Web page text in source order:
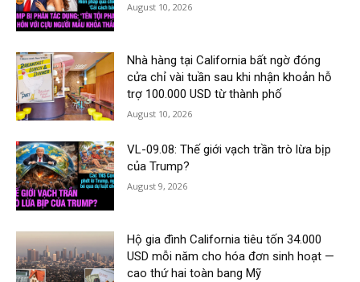
August 10, 2026
Nhà hàng tại California bất ngờ đóng
cửa chỉ vài tuần sau khi nhận khoản hỗ
trợ 100.000 USD từ thành phố
August 10, 2026
VL-09.08: Thế giới vạch trần trò lừa bịp
của Trump?
August 9, 2026
Hộ gia đình California tiêu tốn 34.000
USD mỗi năm cho hóa đơn sinh hoạt —
cao thứ hai toàn bang Mỹ